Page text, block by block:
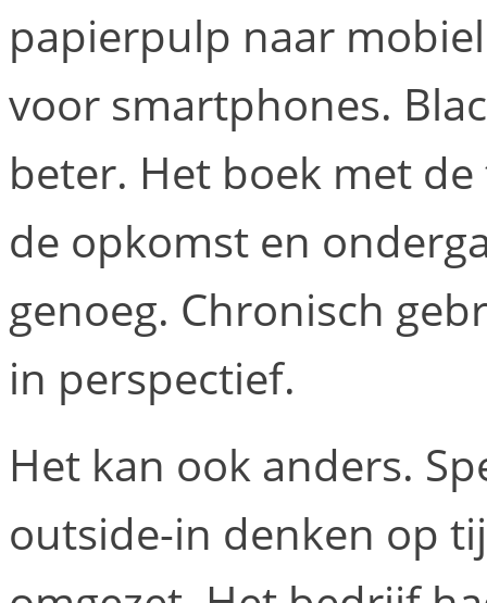
papierpulp naar
voor smartphones.
beter. Het boek met de
de opkomst en
genoeg. Chronisch
in perspectief.
Het kan ook anders.
outside-in denken op